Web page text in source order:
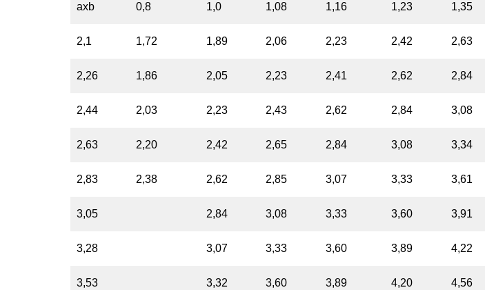
axb 0,8 1,0 1,08 1,16 1,23 1,35
2,1 1,72 1,89 2,06 2,23 2,42 2,63
2,26 1,86 2,05 2,23 2,41 2,62 2,84
2,44 2,03 2,23 2,43 2,62 2,84 3,08
2,63 2,20 2,42 2,65 2,84 3,08 3,34
2,83 2,38 2,62 2,85 3,07 3,33 3,61
3,05 2,84 3,08 3,33 3,60 3,91
3,28 3,07 3,33 3,60 3,89 4,22
3,53 3,32 3,60 3,89 4,20 4,56